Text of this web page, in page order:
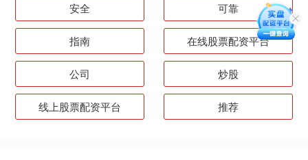
安全 可靠
指南 在线股票配资平台
公司 炒股
线上股票配资平台 推荐